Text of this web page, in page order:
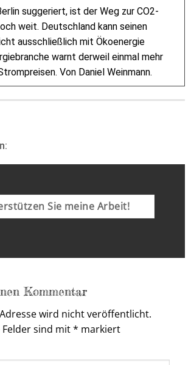
suggeriert, ist der Weg zur CO2-
weit. Deutschland kann seinen
ausschließlich mit Ökoenergie
warnt derweil einmal mehr
Von Daniel Weinmann.
Sie meine Arbeit!
Kommentar
wird nicht veröffentlicht.
sind mit* markiert